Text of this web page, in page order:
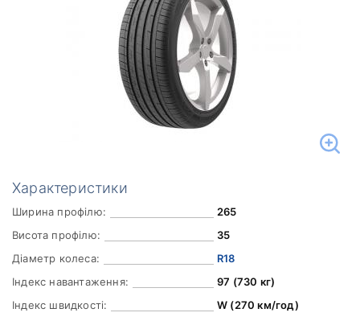
Характеристики
Ширина профілю:
265
Висота профілю:
35
Діаметр колеса:
R18
Індекс навантаження:
97 (730 кг)
Індекс швидкості:
W (270 км/год)